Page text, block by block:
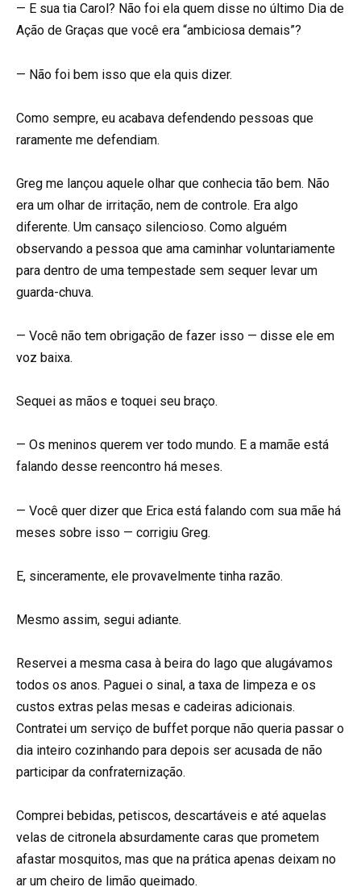
— E sua tia Carol? Não foi ela quem disse no último Dia de
Ação de Graças que você era “ambiciosa demais”?
— Não foi bem isso que ela quis dizer.
Como sempre, eu acabava defendendo pessoas que
raramente me defendiam.
Greg me lançou aquele olhar que conhecia tão bem. Não
era um olhar de irritação, nem de controle. Era algo
diferente. Um cansaço silencioso. Como alguém
observando a pessoa que ama caminhar voluntariamente
para dentro de uma tempestade sem sequer levar um
guarda-chuva.
— Você não tem obrigação de fazer isso — disse ele em
voz baixa.
Sequei as mãos e toquei seu braço.
— Os meninos querem ver todo mundo. E a mamãe está
falando desse reencontro há meses.
— Você quer dizer que Erica está falando com sua mãe há
meses sobre isso — corrigiu Greg.
E, sinceramente, ele provavelmente tinha razão.
Mesmo assim, segui adiante.
Reservei a mesma casa à beira do lago que alugávamos
todos os anos. Paguei o sinal, a taxa de limpeza e os
custos extras pelas mesas e cadeiras adicionais.
Contratei um serviço de buffet porque não queria passar o
dia inteiro cozinhando para depois ser acusada de não
participar da confraternização.
Comprei bebidas, petiscos, descartáveis e até aquelas
velas de citronela absurdamente caras que prometem
afastar mosquitos, mas que na prática apenas deixam no
ar um cheiro de limão queimado.